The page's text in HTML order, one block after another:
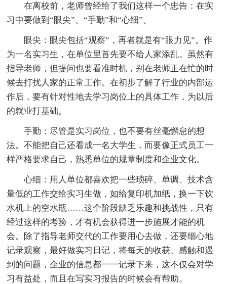
在离校前，老师曾经给了我们这样一个忠告：在实
习中要做到“眼尖”、“手勤”和“心细”。
眼尖：眼尖包括“观察”，再者就是有“眼力见”。作
为一名实习生，在单位里首先要不给人家添乱。虽然有
指导老师，但提问也要看准时机，别在老师正在忙的时
候去打扰人家的正常工作。在初步了解了行业的内部运
作后，要有针对性地去学习岗位上的具体工作，为以后
的就业打基础。
手勤：尽管是实习岗位，也不要有丝毫懈怠的想
法。不能把自己还看成一名大学生，而要像正式员工一
样严格要求自己，熟悉单位的规章制度和企业文化。
心细：用人单位都喜欢把一些琐碎、单调、技术含
量低的工作交给实习生做，如给复印机加纸，换一下饮
水机上的空水瓶……这个阶段缺乏乐趣和挑战性，只有
经过这样的考验，才有机会获得进一步施展才能的机
会。除了指导老师交代的工作要用心去做，还要细心地
记录观察，最好做实习日记，将每天的收获、感触和遇
到的问题，企业的信息都一一记录下来，这不仅会对学
习有益处，而且在写实习报告的时候会有帮助。